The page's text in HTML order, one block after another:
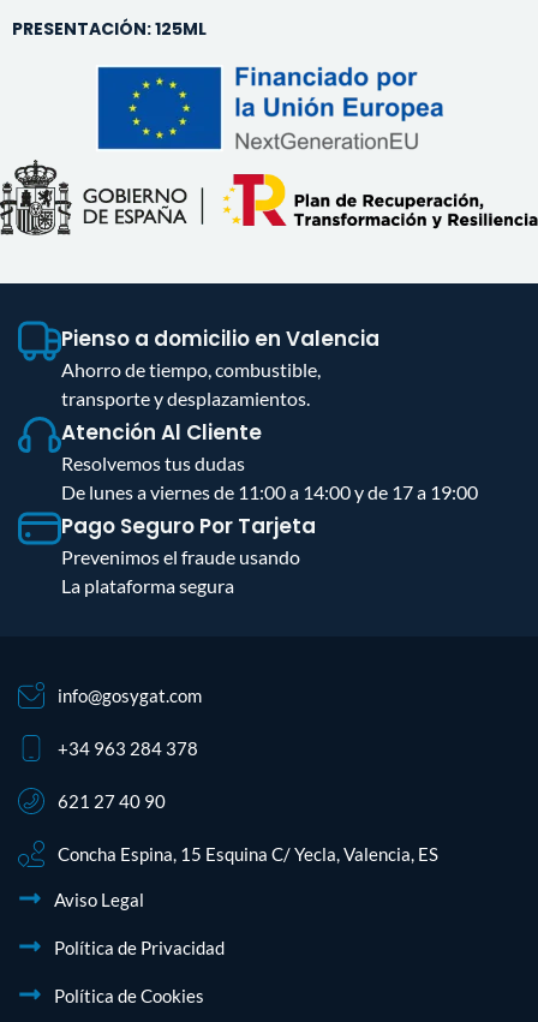
PRESENTACIÓN: 125ML
Pienso a domicilio en Valencia
Ahorro de tiempo, combustible,
transporte y desplazamientos.
Atención Al Cliente
Resolvemos tus dudas
De lunes a viernes de 11:00 a 14:00 y de 17 a 19:00
Pago Seguro Por Tarjeta
Prevenimos el fraude usando
La plataforma segura
info@gosygat.com
+34 963 284 378
621 27 40 90
Concha Espina, 15 Esquina C/ Yecla, Valencia, ES
Aviso Legal
Política de Privacidad
Política de Cookies